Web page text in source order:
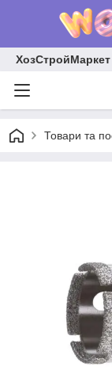
ХозСтройМаркет
Товари та